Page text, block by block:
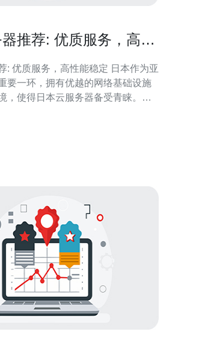
推荐: 优质服务，高性
服务，高性能稳定 日本作为亚
要一环，拥有优越的网络基础设施
，使得日本云服务器备受青睐。选
优质的